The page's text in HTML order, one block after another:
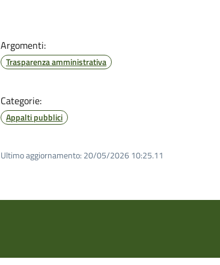
Argomenti:
Trasparenza amministrativa
Categorie:
Appalti pubblici
Ultimo aggiornamento: 20/05/2026 10:25.11